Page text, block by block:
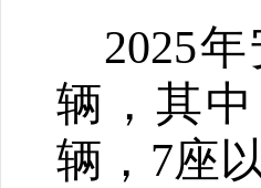
2025年
辆，其
辆， 7座